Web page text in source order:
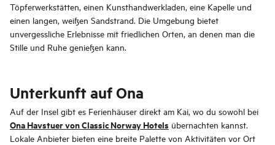
Töpferwerkstätten, einen Kunsthandwerkladen, eine Kapelle und
einen langen, weißen Sandstrand. Die Umgebung bietet
unvergessliche Erlebnisse mit friedlichen Orten, an denen man die
Stille und Ruhe genießen kann.
Unterkunft auf Ona
Auf der Insel gibt es Ferienhäuser direkt am Kai, wo du sowohl bei
Ona Havstuer von Classic Norway Hotels übernachten kannst.
Lokale Anbieter bieten eine breite Palette von Aktivitäten vor Ort